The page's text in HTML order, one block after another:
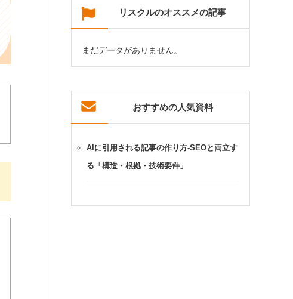
リスクルのオススメの記事
まだデータがありません。
おすすめの人気資料
AIに引用される記事の作り方-SEOと両立す
る「構造・根拠・技術要件」